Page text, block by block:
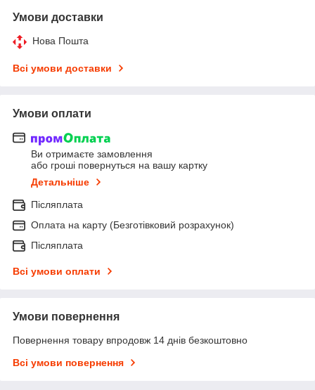
Умови доставки
Нова Пошта
Всі умови доставки
Умови оплати
Ви отримаєте замовлення
або гроші повернуться на вашу картку
Детальніше
Післяплата
Оплата на карту (Безготівковий розрахунок)
Післяплата
Всі умови оплати
Умови повернення
Повернення товару впродовж 14 днів безкоштовно
Всі умови повернення